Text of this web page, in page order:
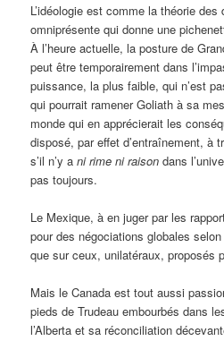
L’idéologie est comme la théorie
omniprésente qui donne une
À l’heure actuelle, la posture de
peut être temporairement dans
puissance, la plus faible, qui n’est
qui pourrait ramener Goliath à sa
monde qui en apprécierait les
disposé, par effet d’entraînement, à
s’il n’y ani rime ni raison dans
pas toujours.
Le Mexique, à en juger par les
pour des négociations globales
que sur ceux, unilatéraux, proposés
Mais le Canada est tout aussi
pieds de Trudeau embourbés dans
l’Alberta et sa réconciliation